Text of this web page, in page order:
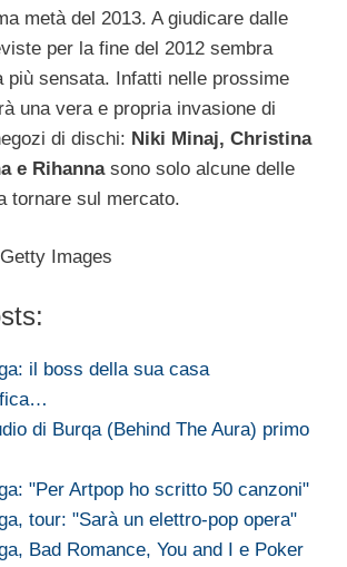
metà del 2013. A giudicare dalle
per la fine del 2012 sembra
più sensata. Infatti nelle prossime
una vera e propria invasione di
di dischi: Niki Minaj, Christina
e Rihannasono solo alcune delle
tornare sul mercato.
Images
il boss della sua casa
di Burqa (Behind The Aura) primo
"Per Artpop ho scritto 50 canzoni"
tour: "Sarà un elettro-pop opera"
Bad Romance, You and I e Poker